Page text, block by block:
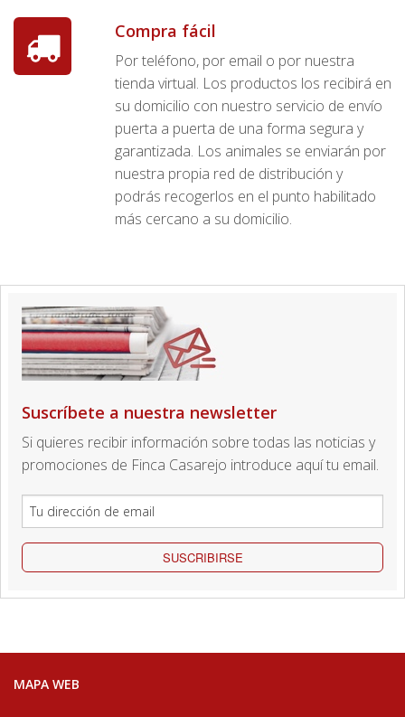
Compra fácil
Por teléfono, por email o por nuestra
tienda virtual. Los productos los recibirá en
su domicilio con nuestro servicio de envío
puerta a puerta de una forma segura y
garantizada. Los animales se enviarán por
nuestra propia red de distribución y
podrás recogerlos en el punto habilitado
más cercano a su domicilio.
Suscríbete a nuestra newsletter
Si quieres recibir información sobre todas las noticias y
promociones de Finca Casarejo introduce aquí tu email.
SUSCRIBIRSE
MAPA WEB